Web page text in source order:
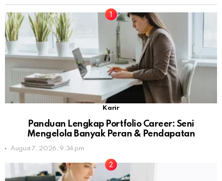
Karir
Panduan Lengkap Portfolio Career: Seni
Mengelola Banyak Peran & Pendapatan
August 7, 2026, 9:34 pm